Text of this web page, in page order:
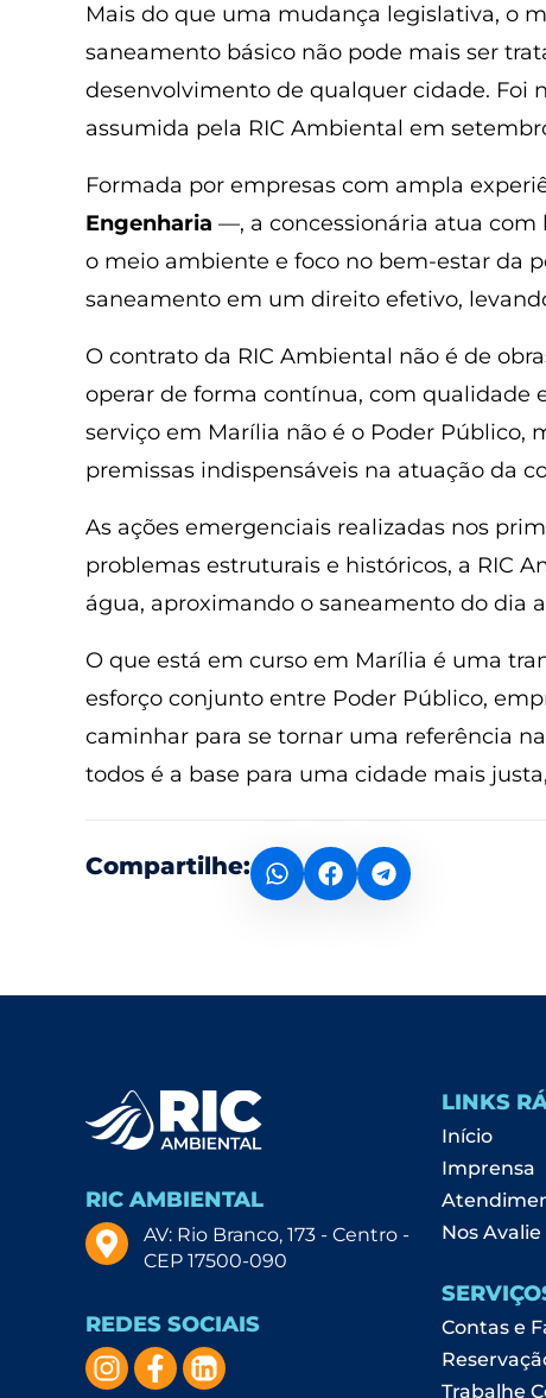
Mais do que uma mudança legislativa, o
saneamento básico não pode mais ser
desenvolvimento de qualquer cidade. Foi
assumida pela RIC Ambiental em
Formada por empresas com ampla
Engenharia —, a concessionária atua com
o meio ambiente e foco no bem-estar da
saneamento em um direito efetivo,
O contrato da RIC Ambiental não é de
operar de forma contínua, com qualidade
serviço em Marília não é o Poder Público,
premissas indispensáveis na atuação da
As ações emergenciais realizadas nos
problemas estruturais e históricos, a RIC
água, aproximando o saneamento do dia
O que está em curso em Marília é uma
esforço conjunto entre Poder Público,
caminhar para se tornar uma referência
todos é a base para uma cidade mais
Compartilhe:
RIC AMBIENTAL
AV: Rio Branco, 173 - Centro -
CEP 17500-090
REDES SOCIAIS
LINKS
Início
Imprensa
Nos Avalie
Contas e
Trabalhe